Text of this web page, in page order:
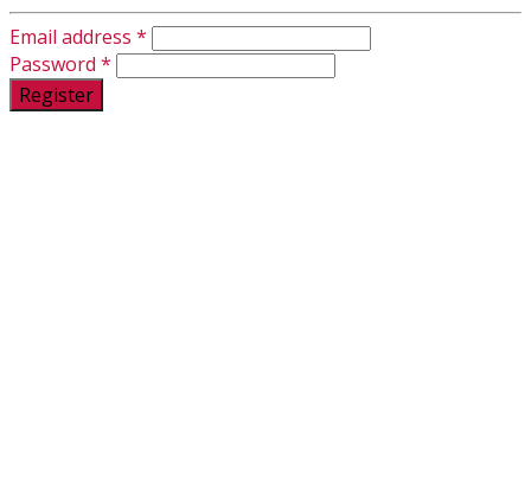
Email address *
Password *